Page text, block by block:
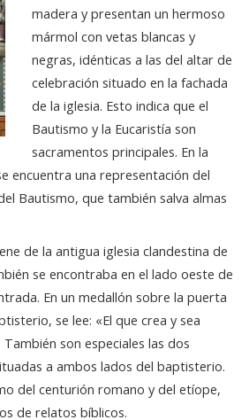
madera y presentan un hermoso
mármol con vetas blancas y
negras, idénticas a las del altar de
celebración situado en la fachada
de la iglesia. Esto indica que el
Bautismo y la Eucaristía son
sacramentos principales. En la
encuentra una representación del
Bautismo, que también salva almas
de la antigua iglesia clandestina de
se encontraba en el lado oeste de
En un medallón sobre la puerta
se lee: «El que crea y sea
son especiales las dos
a ambos lados del baptisterio.
del centurión romano y del etíope,
de relatos bíblicos.